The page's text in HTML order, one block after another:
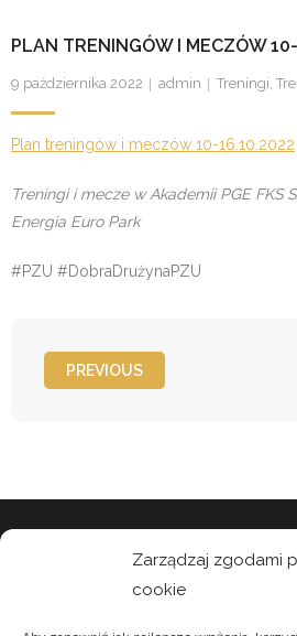
Zarządzaj zgodami
cookie
Do Pobrania
PLAN TRENINGÓW I MECZÓW
9 października 2022 admin Treningi,
Plan treningów i meczów 10-16.10.2022
Treningi i mecze w Akademii PGE FKS
Energia Euro Park
#PZU #DobraDrużynaPZU
PREVIOUS